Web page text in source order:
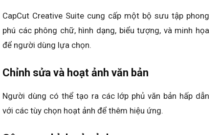
CapCut Creative Suite cung cấp một bộ sưu tập phong
phú các phông chữ, hình dạng, biểu tượng, và minh họa
để người dùng lựa chọn.
Chỉnh sửa và hoạt ảnh văn bản
Người dùng có thể tạo ra các lớp phủ văn bản hấp dẫn
với các tùy chọn hoạt ảnh để thêm hiệu ứng.